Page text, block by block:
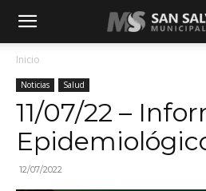
Inicio
Noticias Salud
11/07/22 –
12/07/2022